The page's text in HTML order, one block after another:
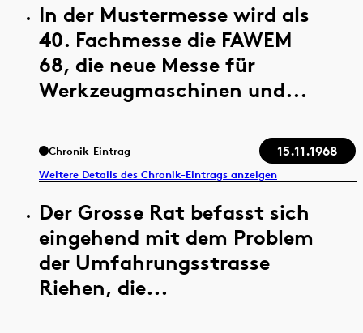
In der Mustermesse wird als
40. Fachmesse die FAWEM
68, die neue Messe für
Werkzeugmaschinen und...
Chronik-Eintrag 15.11.1968
Weitere Details des Chronik-Eintrags anzeigen
Der Grosse Rat befasst sich
eingehend mit dem Problem
der Umfahrungsstrasse
Riehen, die...